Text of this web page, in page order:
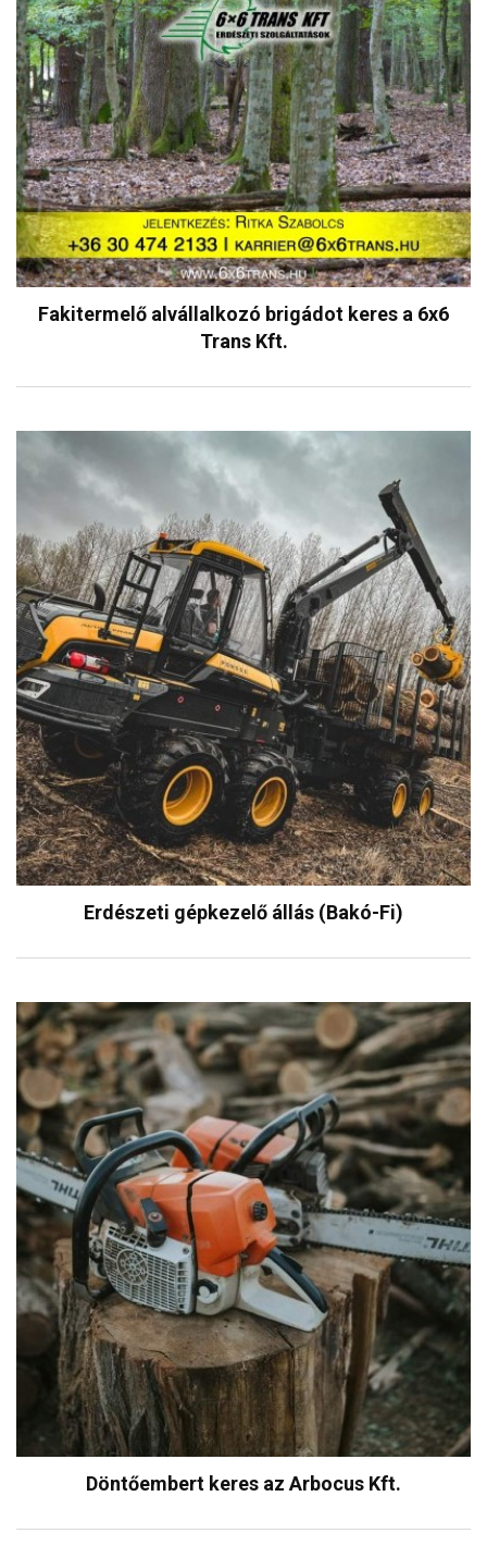
Fakitermelő alvállalkozó brigádot keres a 6x6
Trans Kft.
Erdészeti gépkezelő állás (Bakó-Fi)
Döntőembert keres az Arbocus Kft.